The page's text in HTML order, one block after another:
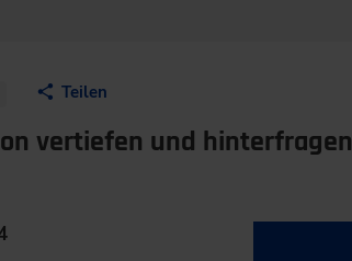
Teilen
vertiefen und hinterfragen